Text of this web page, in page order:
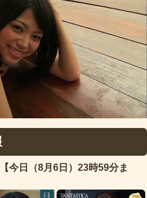
今日（8月6日）23時59分ま